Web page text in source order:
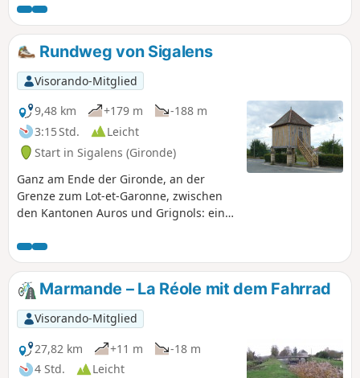
Der Weg folgt den gelben oder grünen
Markierungen des Departements und führt
über kleine, ruhige Straßen und Waldwege.
Nicht während der Taubenjagdsaison
(Anfang Oktober bis 15. November)
unternehmen.
Rundweg von Sigalens
Visorando-Mitglied
9,48 km
+179 m
-188 m
3:15 Std.
Leicht
Start in Sigalens (Gironde)
Ganz am Ende der Gironde, an der
Grenze zum Lot-et-Garonne, zwischen
den Kantonen Auros und Grignols: eine
sehr wenig frequentierte Landschaft.
Entdecken Sie sie ... außer im Oktober
und November während der
Ringeltaubenjagd.
Marmande – La Réole mit dem Fahrrad
Visorando-Mitglied
27,82 km
+11 m
-18 m
4 Std.
Leicht